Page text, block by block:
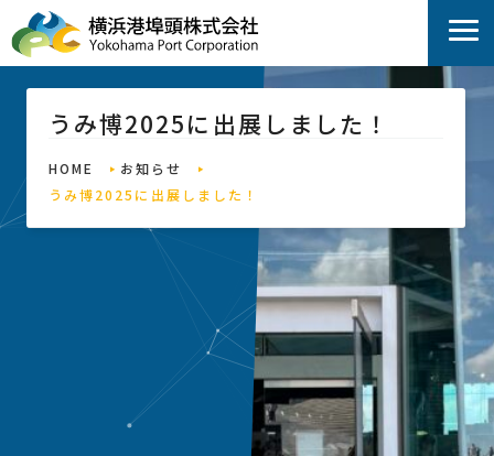
うみ博2025に出展しました！
HOME
お知らせ
うみ博2025に出展しました！